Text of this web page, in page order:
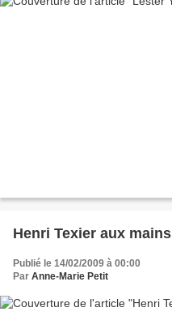
Henri Texier aux
Publié le 14/02/2009 à 00:00
Par Anne-Marie Petit